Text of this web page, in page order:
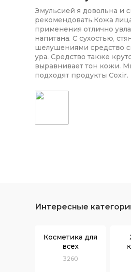
Эмульсией я довольна и
рекомендовать.Кожа
применения отлично
напитана. С сухостью,
шелушениями средство
ура. Средство также
выравнивает тон кожи.
подходят продукты Coxir.
Интересные
Косметика для
всех
3260